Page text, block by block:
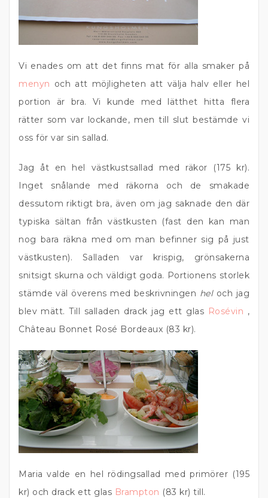
Vi enades om att det finns mat för alla smaker på
menyn och att möjligheten att välja halv eller hel
portion är bra. Vi kunde med lätthet hitta flera
rätter som var lockande, men till slut bestämde vi
oss för var sin sallad.
Jag åt en hel västkustsallad med räkor (175 kr).
Inget snålande med räkorna och de smakade
dessutom riktigt bra, även om jag saknade den där
typiska sältan från västkusten (fast den kan man
nog bara räkna med om man befinner sig på just
västkusten). Salladen var krispig, grönsakerna
snitsigt skurna och väldigt goda. Portionens storlek
stämde väl överens med beskrivningen heloch jag
blev mätt. Till salladen drack jag ett glas Rosévin ,
Château Bonnet Rosé Bordeaux (83 kr).
Maria valde en hel rödingsallad med primörer (195
kr) och drack ett glas Brampton (83 kr) till.